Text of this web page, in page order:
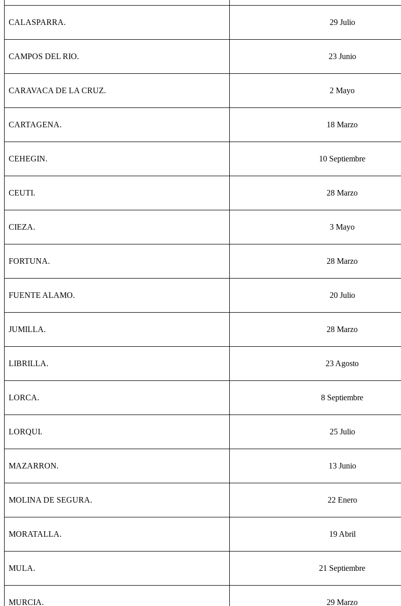
CALASPARRA. 29 Julio
CAMPOS DEL RIO. 23 Junio
CARAVACA DE LA CRUZ. 2 Mayo
CARTAGENA. 18 Marzo
CEHEGIN. 10 Septiembre
CEUTI. 28 Marzo
CIEZA. 3 Mayo
FORTUNA. 28 Marzo
FUENTE ALAMO. 20 Julio
JUMILLA. 28 Marzo
LIBRILLA. 23 Agosto
LORCA. 8 Septiembre
LORQUI. 25 Julio
MAZARRON. 13 Junio
MOLINA DE SEGURA. 22 Enero
MORATALLA. 19 Abril
MULA. 21 Septiembre
MURCIA. 29 Marzo